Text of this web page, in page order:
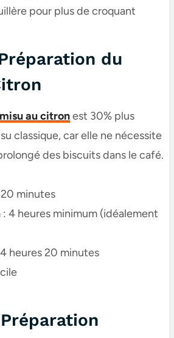
pour plus de croquant
du
au citronest 30% plus
classique, car elle ne nécessite
des biscuits dans le café.
minutes
: 4 heures minimum (idéalement
heures 20 minutes